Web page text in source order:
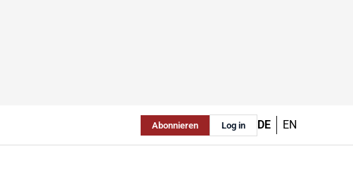
Abonnieren Log in DE EN